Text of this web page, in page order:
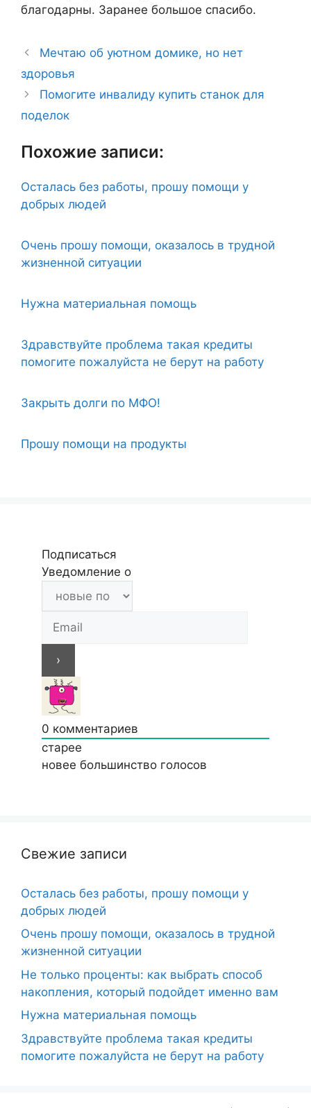
благодарны. Заранее большое спасибо.
Мечтаю об уютном домике, но нет
здоровья
Помогите инвалиду купить станок для
поделок
Похожие записи:
Осталась без работы, прошу помощи у
добрых людей
Очень прошу помощи, оказалось в трудной
жизненной ситуации
Нужна материальная помощь
Здравствуйте проблема такая кредиты
помогите пожалуйста не берут на работу
Закрыть долги по МФО!
Прошу помощи на продукты
Подписаться
Уведомление о
0 комментариев
старее
новее большинство голосов
Свежие записи
Осталась без работы, прошу помощи у
добрых людей
Очень прошу помощи, оказалось в трудной
жизненной ситуации
Не только проценты: как выбрать способ
накопления, который подойдет именно вам
Нужна материальная помощь
Здравствуйте проблема такая кредиты
помогите пожалуйста не берут на работу